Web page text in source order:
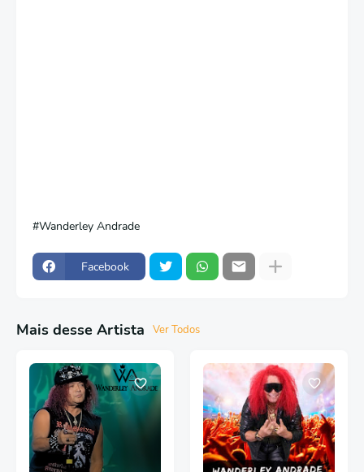
Wanderley Andrade
Facebook
Mais desse Artista Ver Todos